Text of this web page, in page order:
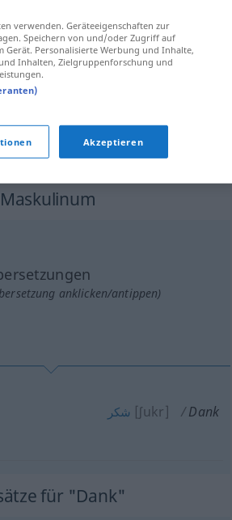
Übersetzung
anklicken/antippen)
شكر [ʃukr] Dank
für "Dank"
verwenden. Geräteeigenschaften zur
Speichern von und/oder Zugriff auf
Gerät. Personalisierte Werbung und Inhalte,
Inhalten, Zielgruppenforschung und
Akzeptieren